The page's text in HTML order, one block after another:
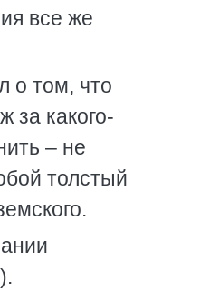
все же
о том, что
за какого-
– не
толстый